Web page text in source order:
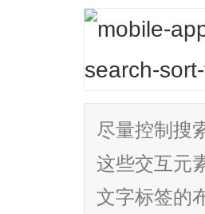
尽量控制搜
这些交互元
文字标签的